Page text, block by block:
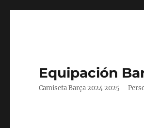
Equipación
Camiseta Barça 2024 2025 –